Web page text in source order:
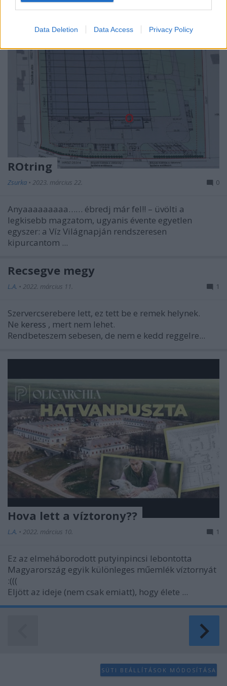
Data Deletion Data Access Privacy Policy
ROtring
Zsurka • 2023. március 22. 0
Anyaaaaaaaaa…… ébredj már fel!! – üvölti a
legkisebb magzatom, ugyanis évente egyetlen
egyszer: a Víz Világnapján rendszeresen
kipurcantom ...
Recsegve megy
L.A. • 2022. március 11. 1
Szervercserebere lett, ez tett be e remek helynek.
Ne keress , mert nem lehet.
Rendbeteszem sebesen, de nem e kedd reggelre...
Hova lett a víztorony??
L.A. • 2022. március 10. 1
Ez az elmeháborodott putyinpincsi lebontotta
Magyarország egyik különleges műemlék víztornyát
:(((
Eljött az ideje (nem csak emiatt), hogy élete ...
SÜTI BEÁLLÍTÁSOK MÓDOSÍTÁSA